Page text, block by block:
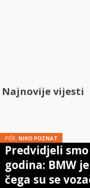
Najnovije vijesti
PIŠE: NIKO POZNAT
Predvidjeli
godina: BMW
čega su se